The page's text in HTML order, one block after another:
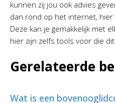
kunnen zij jou ook advies
dan rond op het internet, hier
Deze kan je gemakkelijk met
hier zijn zelfs tools voor die
Gerelateerde
Wat is een